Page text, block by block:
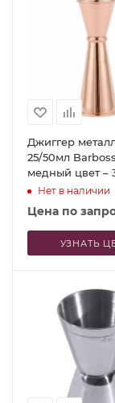
Джиггер
25/50мл
медный цвет –
P.L. Proff Cuisine
Нет в наличии
Цена по
УЗНАТЬ